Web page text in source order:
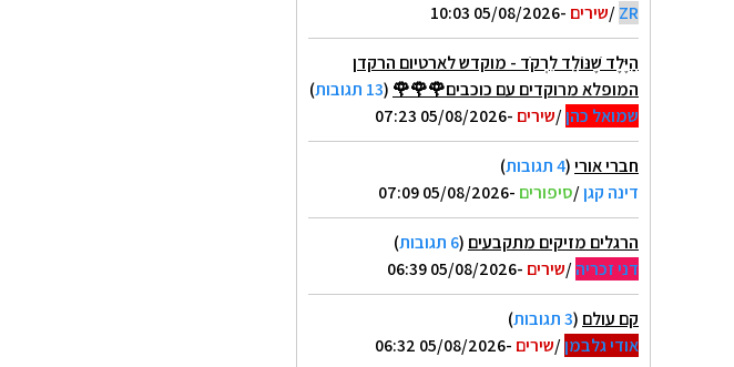
ZR
/שירים -05/08/2026 10:03
הַיֶּלֶד שֶׁנּוֹלַד לִרְקֹד - מוקדש לארטיום הרקדן
המופלא מרוקדים עם כוכבים🌹🌹🌹 (13 תגובות
)
שמואל כהן/שירים -05/08/2026 07:23
חברי אורי(4 תגובות
)
דינה קגן/סיפורים -05/08/2026 07:09
הרגלים מזיקים מתקבעים (6 תגובות
)
דני זכריה/שירים -05/08/2026 06:39
קם עולם (3 תגובות
)
אודי גלבמן/שירים -05/08/2026 06:32